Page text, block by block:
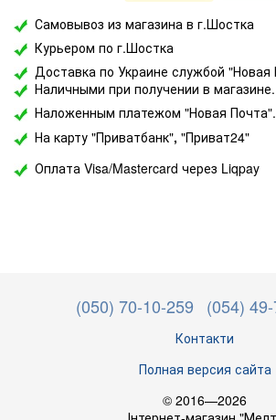
Самовывоз из магазина в г.Шостка
Курьером по г.Шостка
Доставка по Украине службой "Новая
Наличными при получении в магазине.
Наложенным платежом "Новая Почта".
На карту "Приватбанк", "Приват24"
Оплата Visa/Mastercard через Liqpay
(050) 70-10-259 (054)
Контакти
Полная версия сайта
© 2016—2026